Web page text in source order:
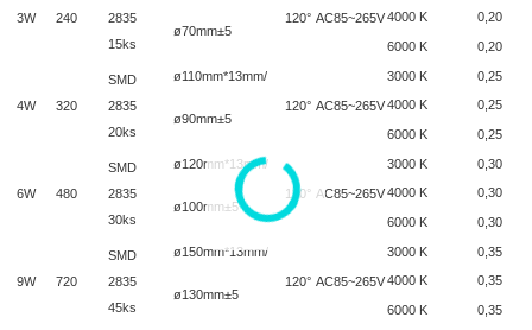
3W 240
2835
15ks
ø70mm±5
120° AC85~265V4000 K
0,20
6000 K 0,20
4W 320
SMD
2835
20ks
ø110mm*13mm/
ø90mm±5
120° AC85~265V
3000 K
0,25
4000 K
0,25
6000 K 0,25
6W 480
SMD
2835
30ks
ø120mm*13mm/
ø100mm±5
120° AC85~265V
3000 K
0,30
4000 K
0,30
6000 K 0,30
9W 720
SMD
2835
45ks
ø150mm*13mm/
ø130mm±5
120° AC85~265V
3000 K
0,35
4000 K
0,35
6000 K 0,35